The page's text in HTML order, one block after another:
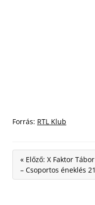
Forrás: RTL Klub
« Előző: X Faktor Tábor
– Csoportos éneklés 21